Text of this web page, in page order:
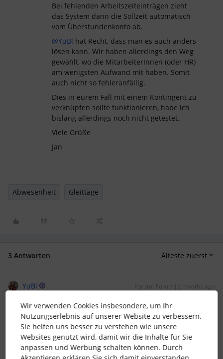
Bei fehlenden Arbeitszeiteinträgen zieht
das System dann die Sollzeit automatisch
vom Überstundenkonto ab.
@YuBl hat Recht, dass man es auch anders
lösen kann. Wir haben allerdings den Weg
gewählt, wo die MitarbeiterInnen (oder HR)
am wenigsten Aufwand mit haben. Somit
auch nicht so fehleranfällig.
Dies in eurem Fall mit einem Kontingent zu
verknüpfen sollte funktionieren, habe ich
bislang allerdings noch nicht getestet.
Viele Grüße
Jan
Abwesenheit Gleittage
3 Antworten Älteste zuerst
YuBl Forum|Forum|2 months ago
Hello ​@Edith,
vorneweg: Wir haben kein Kontingent bzw. “unbegrenzt”
dafür, deswegen weiß ich nicht mit Sicherheit, wie sich die
konkrete Tagesanzahl auswirkt.
Wir verwenden Cookies insbesondere, um Ihr
Nutzungserlebnis auf unserer Website zu verbessern.
Sie helfen uns besser zu verstehen wie unsere
Websites genutzt wird, damit wir die Inhalte für Sie
anpassen und Werbung schalten können. Durch